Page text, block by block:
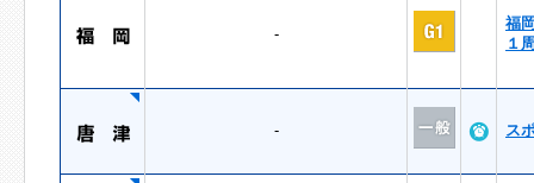
-
福
１
- ス